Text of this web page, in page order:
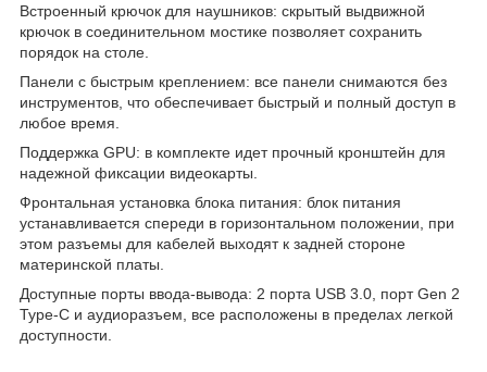
Встроенный крючок для наушников: скрытый выдвижной
крючок в соединительном мостике позволяет сохранить
порядок на столе.
Панели с быстрым креплением: все панели снимаются без
инструментов, что обеспечивает быстрый и полный доступ в
любое время.
Поддержка GPU: в комплекте идет прочный кронштейн для
надежной фиксации видеокарты.
Фронтальная установка блока питания: блок питания
устанавливается спереди в горизонтальном положении, при
этом разъемы для кабелей выходят к задней стороне
материнской платы.
Доступные порты ввода-вывода: 2 порта USB 3.0, порт Gen 2
Type-C и аудиоразъем, все расположены в пределах легкой
доступности.